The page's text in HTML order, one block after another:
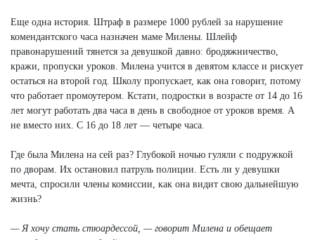
Еще одна история. Штраф в размере 1000 рублей за нарушение
комендантского часа назначен маме Милены. Шлейф
правонарушений тянется за девушкой давно: бродяжничество,
кражи, пропуски уроков. Милена учится в девятом классе и рискует
остаться на второй год. Школу пропускает, как она говорит, потому
что работает промоутером. Кстати, подростки в возрасте от 14 до 16
лет могут работать два часа в день в свободное от уроков время. А
не вместо них. С 16 до 18 лет — четыре часа.
Где была Милена на сей раз? Глубокой ночью гуляли с подружкой
по дворам. Их остановил патруль полиции. Есть ли у девушки
мечта, спросили члены комиссии, как она видит свою дальнейшую
жизнь?
— Я хочу стать стюардессой, — говорит Милена и обещает